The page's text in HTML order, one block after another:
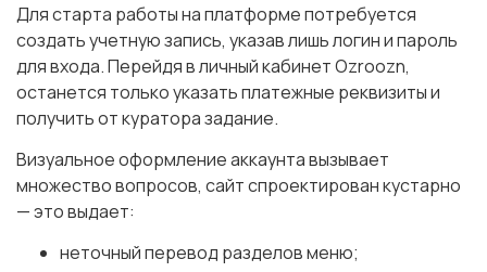
Для старта работы на платформе потребуется
создать учетную запись, указав лишь логин и пароль
для входа. Перейдя в личный кабинет Ozroozn,
останется только указать платежные реквизиты и
получить от куратора задание.
Визуальное оформление аккаунта вызывает
множество вопросов, сайт спроектирован кустарно
— это выдает:
неточный перевод разделов меню;